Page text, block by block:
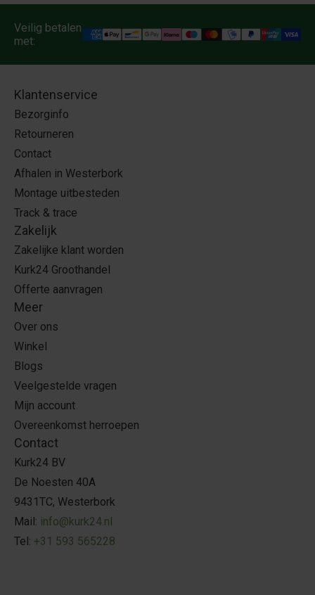
Veilig betalen
met:
Klantenservice
Bezorginfo
Retourneren
Contact
Afhalen in Westerbork
Montage uitbesteden
Track & trace
Zakelijk
Zakelijke klant worden
Kurk24 Groothandel
Offerte aanvragen
Meer
Over ons
Winkel
Blogs
Veelgestelde vragen
Mijn account
Overeenkomst herroepen
Contact
Kurk24 BV
De Noesten 40A
9431TC, Westerbork
Mail: info@kurk24.nl
Tel: +31 593 565228